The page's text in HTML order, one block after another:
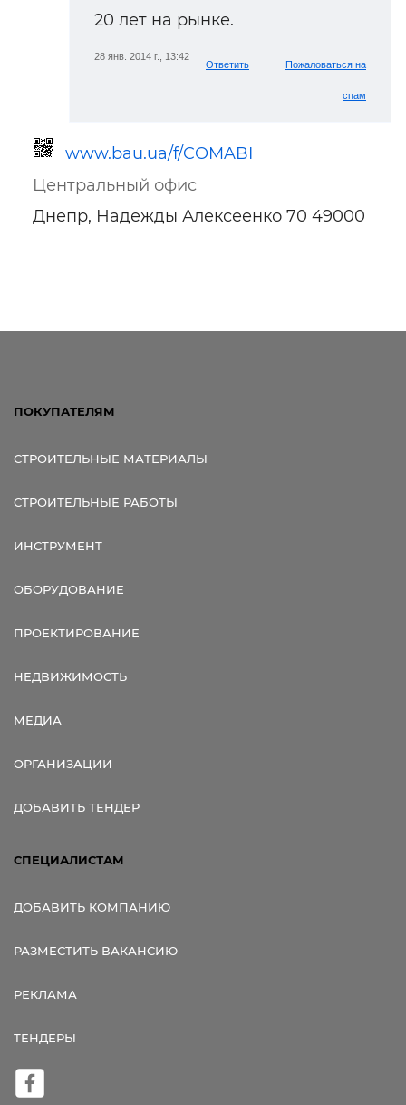
20 лет на рынке.
28 янв. 2014 г., 13:42
Ответить Пожаловаться на
спам
www.bau.ua/f/COMABI
Центральный офис
Днепр, Надежды Алексеенко 70 49000
ПОКУПАТЕЛЯМ
СТРОИТЕЛЬНЫЕ МАТЕРИАЛЫ
СТРОИТЕЛЬНЫЕ РАБОТЫ
ИНСТРУМЕНТ
ОБОРУДОВАНИЕ
ПРОЕКТИРОВАНИЕ
НЕДВИЖИМОСТЬ
МЕДИА
ОРГАНИЗАЦИИ
ДОБАВИТЬ ТЕНДЕР
СПЕЦИАЛИСТАМ
ДОБАВИТЬ КОМПАНИЮ
РАЗМЕСТИТЬ ВАКАНСИЮ
РЕКЛАМА
ТЕНДЕРЫ